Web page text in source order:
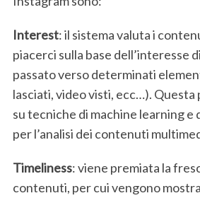
Interest: il sistema valuta i
piacerci sulla base dell’interesse
passato verso determinati
lasciati, video visti, ecc…). Questa
su tecniche di machine learning e
per l’analisi dei contenuti
Timeliness: viene premiata la
contenuti, per cui vengono